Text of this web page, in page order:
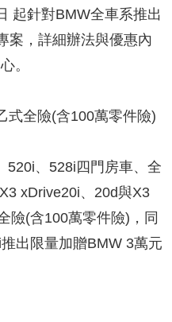
起針對BMW全車系推出
案，詳細辦法與優惠內
。
式全險(含100萬零件險)
520i、528i四門房車、全
xDrive20i、20d與X3
險(含100萬零件險)，同
出限量加贈BMW 3萬元